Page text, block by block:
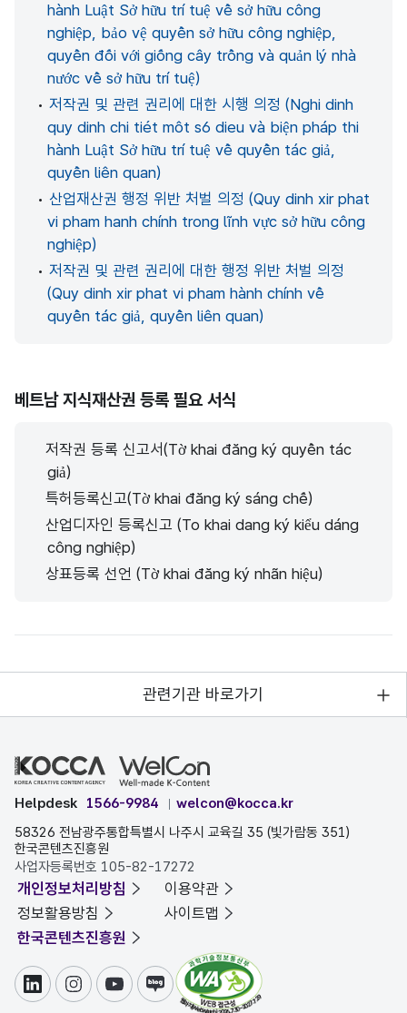
hành Luật Sở hữu trí tuệ về sở hữu công
nghiệp, bảo vệ quyền sở hữu công nghiệp,
quyền đối với giống cây trồng và quản lý nhà
nước về sở hữu trí tuệ)
• 저작권 및 관련 권리에 대한 시행 의정 (Nghi dinh
quy dinh chi tiét môt s6 dieu và biện pháp thi
hành Luật Sở hữu trí tuệ về quyền tác giả,
quyền liên quan)
• 산업재산권 행정 위반 처벌 의정 (Quy dinh xir phat
vi pham hanh chính trong lĩnh vực sở hữu công
nghiệp)
• 저작권 및 관련 권리에 대한 행정 위반 처벌 의정
(Quy dinh xir phat vi pham hành chính về
quyền tác giả, quyền liên quan)
베트남 지식재산권 등록 필요 서식
저작권 등록 신고서(Tờ khai đăng ký quyền tác
giả)
특허등록신고(Tờ khai đăng ký sáng chế)
산업디자인 등록신고 (To khai dang ký kiểu dáng
công nghiệp)
상표등록 선언 (Tờ khai đăng ký nhãn hiệu)
관련기관 바로가기
Helpdesk 1566-9984
welcon@kocca.kr
58326 전남광주통합특별시 나주시 교육길 35 (빛가람동 351)
한국콘텐츠진흥원
사업자등록번호 105-82-17272
개인정보처리방침
이용약관
정보활용방침
사이트맵
한국콘텐츠진흥원
링크드인인스타그램
유튜브블로그